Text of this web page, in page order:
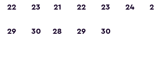
22 23
29 30
21 22 23 24
28 29 30